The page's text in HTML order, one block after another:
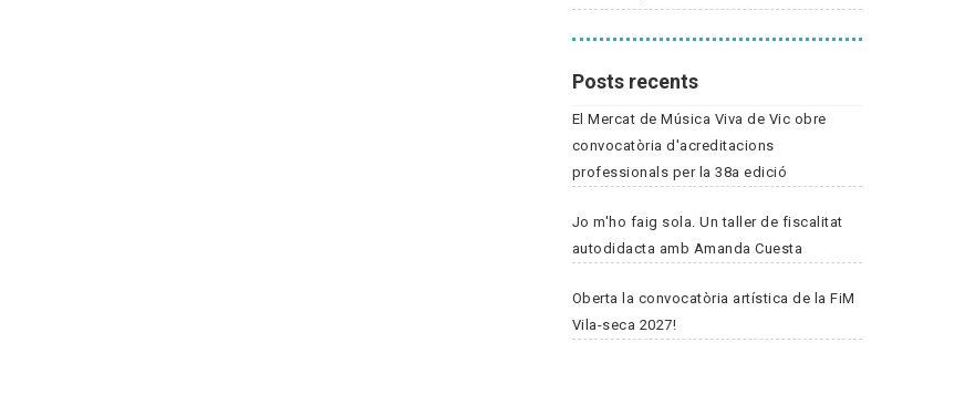
Posts recents
El Mercat de Música Viva de Vic obre
convocatòria d'acreditacions
professionals per la 38a edició
Jo m'ho faig sola. Un taller de fiscalitat
autodidacta amb Amanda Cuesta
Oberta la convocatòria artística de la FiM
Vila-seca 2027!